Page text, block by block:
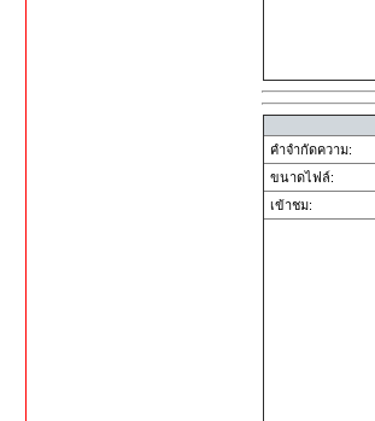
คำจำกัดความ:
ขนาดไฟล์:
เข้าชม: